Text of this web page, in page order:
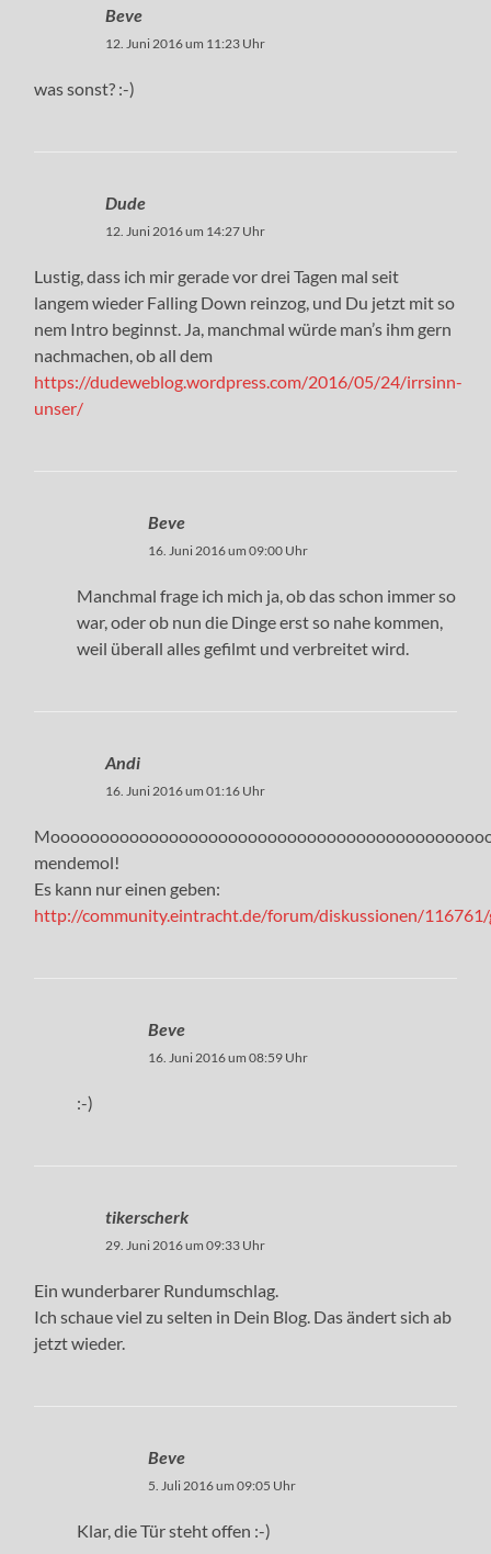
Beve
12. Juni 2016 um 11:23 Uhr
was sonst? :-)
Dude
12. Juni 2016 um 14:27 Uhr
Lustig, dass ich mir gerade vor drei Tagen mal seit
langem wieder Falling Down reinzog, und Du jetzt mit so
nem Intro beginnst. Ja, manchmal würde man’s ihm gern
nachmachen, ob all dem
https://dudeweblog.wordpress.com/2016/05/24/irrsinn-
unser/
Beve
16. Juni 2016 um 09:00 Uhr
Manchmal frage ich mich ja, ob das schon immer so
war, oder ob nun die Dinge erst so nahe kommen,
weil überall alles gefilmt und verbreitet wird.
Andi
16. Juni 2016 um 01:16 Uhr
mendemol!
Es kann nur einen geben:
http://community.eintracht.de/forum/diskussionen/
Beve
16. Juni 2016 um 08:59 Uhr
:-)
tikerscherk
29. Juni 2016 um 09:33 Uhr
Ein wunderbarer Rundumschlag.
Ich schaue viel zu selten in Dein Blog. Das ändert sich ab
jetzt wieder.
Beve
5. Juli 2016 um 09:05 Uhr
Klar, die Tür steht offen :-)